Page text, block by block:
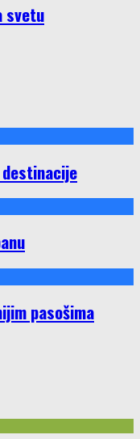
svetu
pasošima